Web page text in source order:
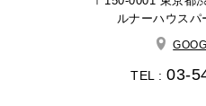
ルナーハウス
TEL : 03-